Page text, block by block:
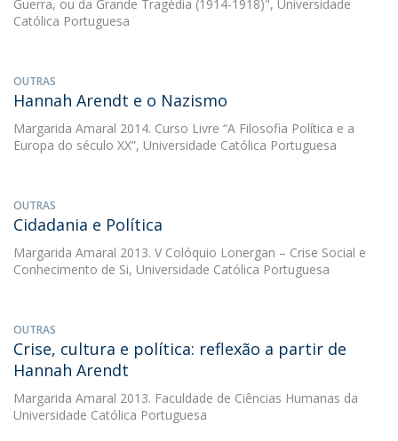
Guerra, ou da Grande Tragédia (1914-1918)", Universidade
Católica Portuguesa
OUTRAS
Hannah Arendt e o Nazismo
Margarida Amaral 2014. Curso Livre “A Filosofia Política e a
Europa do século XX”, Universidade Católica Portuguesa
OUTRAS
Cidadania e Política
Margarida Amaral 2013. V Colóquio Lonergan – Crise Social e
Conhecimento de Si, Universidade Católica Portuguesa
OUTRAS
Crise, cultura e política: reflexão a partir de
Hannah Arendt
Margarida Amaral 2013. Faculdade de Ciências Humanas da
Universidade Católica Portuguesa